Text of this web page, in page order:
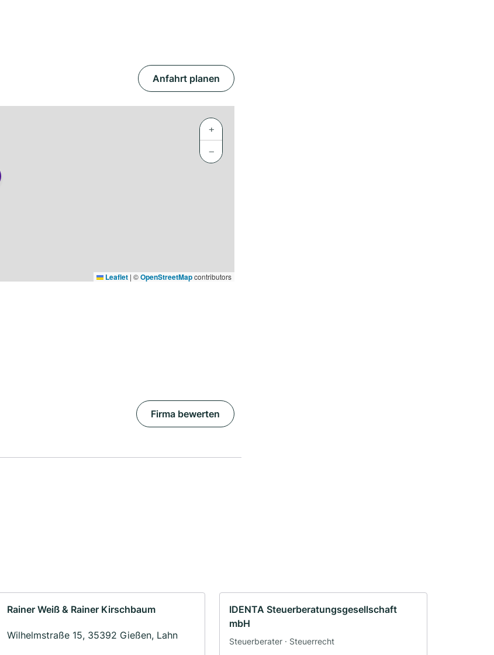
Anfahrt planen
+
−
Leaflet | ©OpenStreetMapcontributors
Firma bewerten
Rainer Weiß & Rainer Kirschbaum
Wilhelmstraße 15, 35392 Gießen, Lahn
IDENTA Steuerberatungsgesellschaft
mbH
Steuerberater · Steuerrecht